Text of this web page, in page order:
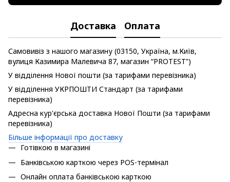
Доставка Оплата
Самовивіз з нашого магазину (03150, Україна, м.Київ,
вулиця Казимира Малевича 87, магазин “PROTEST”)
У відділення Нової пошти (за тарифами перевізника)
У відділення УКРПОШТИ Стандарт (за тарифами
перевізника)
Адресна кур'єрська доставка Нової Пошти (за тарифами
перевізника)
Більше інформації про доставку
Готівкою в магазині
Банківською карткою через POS-термінал
Онлайн оплата банківською карткою